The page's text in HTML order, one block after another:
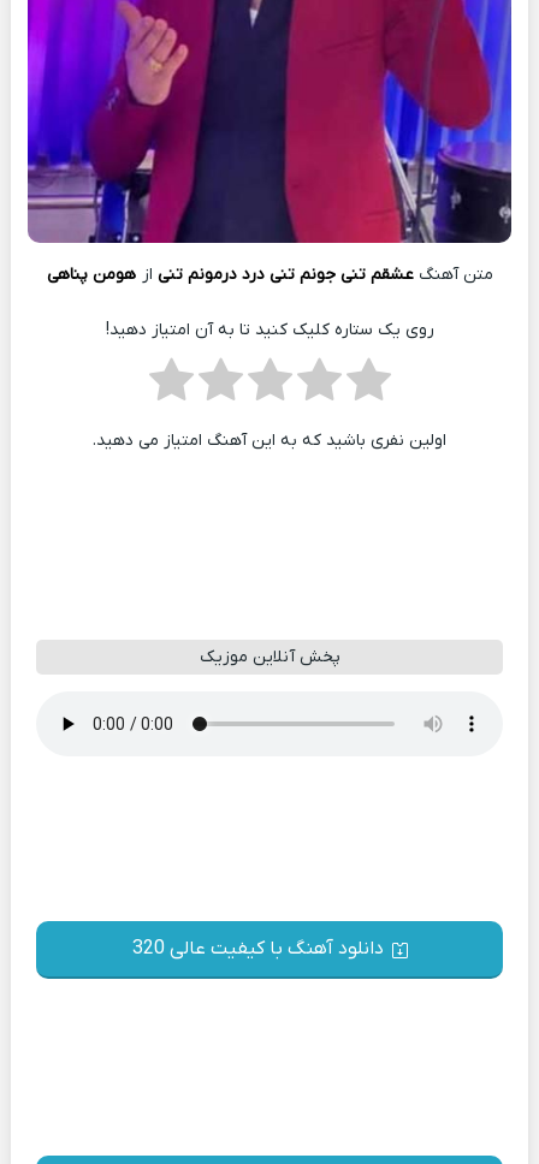
متن آهنگعشقم تنی جونم تنی درد درمونم تنی از هومن پناهی
روی یک ستاره کلیک کنید تا به آن امتیاز دهید!
اولین نفری باشید که به این آهنگ امتیاز می دهید.
پخش آنلاین موزیک
دانلود آهنگ با کیفیت عالی 320